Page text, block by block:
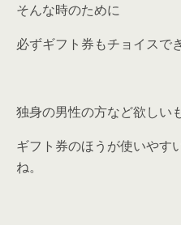
そんな時のために
必ずギフト券もチョイスで
独身の男性の方など欲しい
ギフト券のほうが使いやす
ね。